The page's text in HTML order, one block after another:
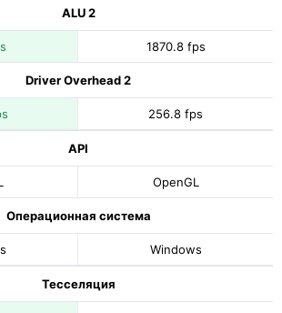
ALU 2
1870.8 fps
Driver Overhead 2
256.8 fps
API
OpenGL
Операционная система
Windows
Тесселяция